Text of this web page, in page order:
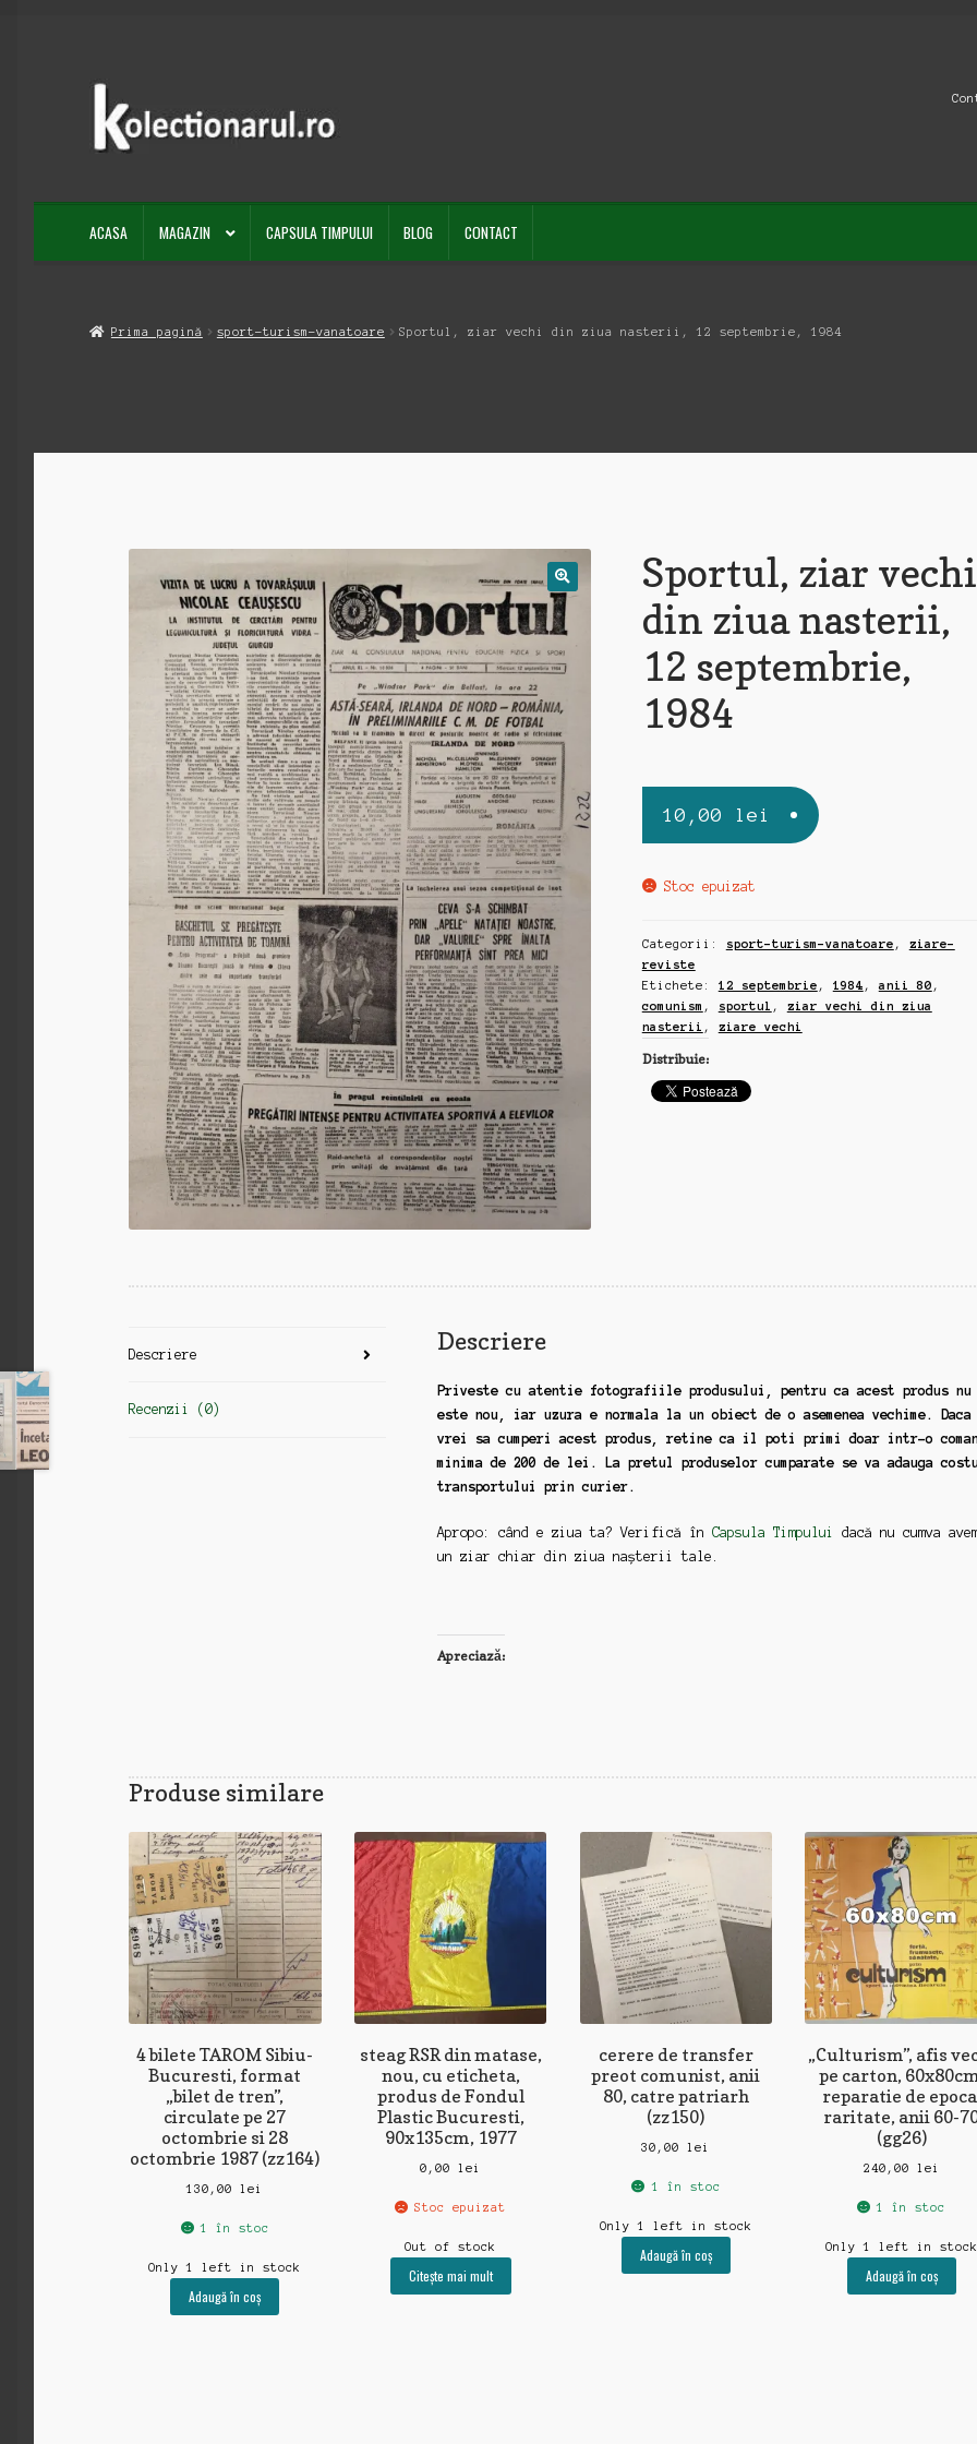
Sari
navigare
Sari
conținut
ACASA MAGAZIN CAPSULA TIMPULUI BLOG CONTACT
Prima pagină sport-turism-vanatoare Sportul, ziar vechi din ziua nasterii, 12 septembrie, 1984
Sportul, ziar vechi
din ziua nasterii,
12 septembrie,
1984
10,00 lei
Stoc epuizat
Categorii: sport-turism-vanatoare , ziare-
reviste
Etichete: 12 septembrie , 1984 ,anii 80 ,
comunism , sportul , ziar vechi din ziua
nasterii , ziare vechi
Distribuie:
Descriere
Recenzii (0)
Descriere
Priveste cu atentie fotografiile produsului, pentru ca acest produs nu
este nou, iar uzura e normala la un obiect de o asemenea vechime. Daca
vrei sa cumperi acest produs, retine ca il poti primi doar intr-o
minima de 200 de lei. La pretul produselor cumparate se va adauga
transportului prin curier.
Apropo: când e ziua ta? Verifică în Capsula Timpului
dacă nu cumva
un ziar chiar din ziua nașterii tale.
Apreciază:
Produse similare
4 bilete TAROM Sibiu-
Bucuresti, format
„bilet de tren”,
circulate pe 27
octombrie si 28
octombrie 1987 (zz164)
130,00lei
1 în stoc
Only 1 left in stock
Adaugă în coș
steag RSR din matase,
nou, cu eticheta,
produs de Fondul
Plastic Bucuresti,
90x135cm, 1977
0,00lei
Stoc epuizat
Out of stock
Citește mai mult
cerere de transfer
preot comunist, anii
80, catre patriarh
(zz150)
30,00lei
1 în stoc
Only 1 left in stock
Adaugă în coș
„Culturism”, afis
pe carton,
reparatie de
raritate, anii 60-
(gg26)
240,00 lei
1 în stoc
Only 1 left in stock
Adaugă în coș